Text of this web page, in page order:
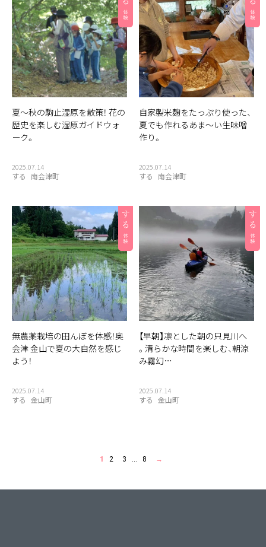
夏〜秋の駒止湿原を散策！ 花の
歴史を楽しむ湿原ガイドウォ
ーク。
2025.07.14
する 南会津町
自家製米麹をたっぷり使った、
夏でも作れるあま〜い生味噌
作り。
2025.07.14
する 南会津町
無農薬栽培の田んぼを体感！奥
会津 金山で夏の大自然を感じ
よう！
2025.07.14
する 金山町
【早朝】凛とした朝の只見川へ
。清らかな時間を楽しむ、朝涼
み霧幻…
2025.07.14
する 金山町
1 2 3 8 →